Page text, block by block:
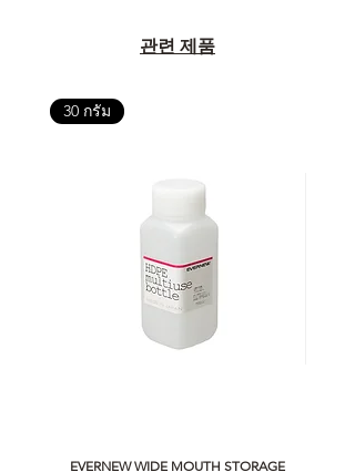
관련 제품
30 กรัม
EVERNEW WIDE MOUTH STORAGE